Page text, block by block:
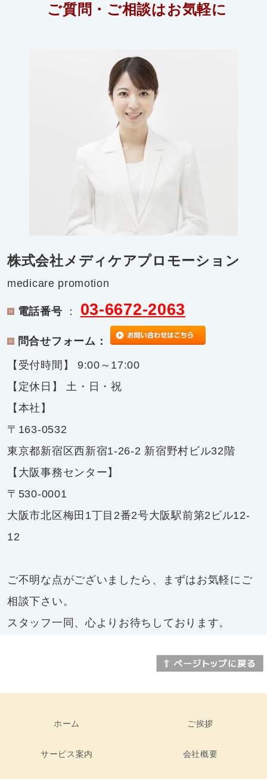
ご質問・ご相談はお気軽に
株式会社メディケアプロモーション
medicare promotion
電話番号 ： 03-6672-2063
問合せフォーム：
【受付時間】 9:00～17:00
【定休日】 土・日・祝
【本社】
〒163-0532
東京都新宿区西新宿1-26-2 新宿野村ビル32階
【大阪事務センター】
〒530-0001
大阪市北区梅田1丁目2番2号大阪駅前第2ビル12-
12
ご不明な点がございましたら、まずはお気軽にご
相談下さい。
スタッフ一同、心よりお待ちしております。
ホーム ご挨拶
サービス案内 会社概要